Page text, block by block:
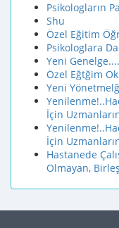
Psikologların
Shu
Özel Eğitim
Psikologlara
Yeni Genelge....
Özel Eğtğim
Yeni
İçin
İçin
Hastanede
Olmayan,